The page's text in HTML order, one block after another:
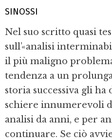
SINOSSI
Nel suo scritto quasi
sull’«analisi
il più maligno
tendenza a un
storia successiva gli
schiere innumerevoli
analisi da anni, e per
continuare. Se ciò